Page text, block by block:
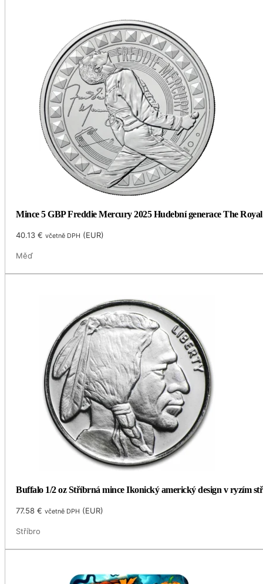
Mince 5 GBP Freddie Mercury 2025 Hudební generace The
40.13€ včetně DPH (EUR)
Měď
Buffalo 1/2 oz Stříbrná mince Ikonický americký design v ryzím
77.58€ včetně DPH (EUR)
Stříbro